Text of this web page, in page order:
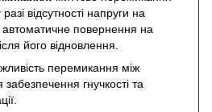
відсутності напруги на
повернення на
його відновлення.
перемикання між
гнучкості та